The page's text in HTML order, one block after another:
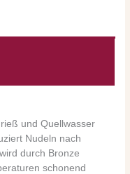
und Quellwasser
Nudeln nach
durch Bronze
schonend